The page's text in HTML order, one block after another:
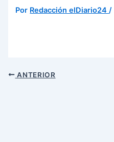
Por Redacción elDiario24 /
ANTERIOR